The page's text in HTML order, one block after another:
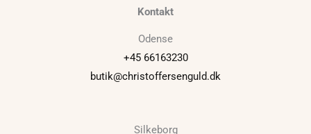
Kontakt
Odense
+45 66163230
butik@christoffersenguld.dk
Silkeborg